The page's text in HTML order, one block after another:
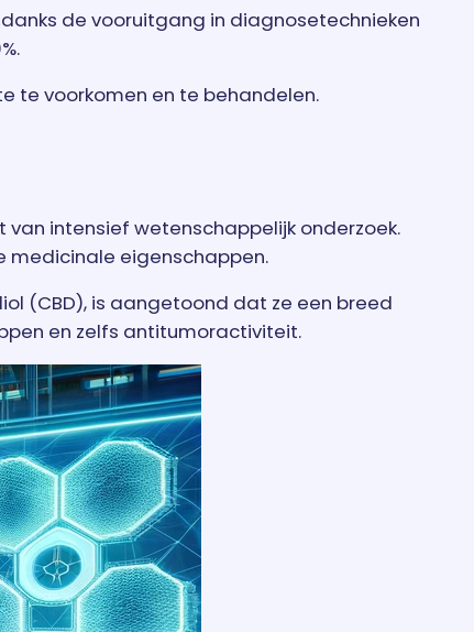
de vooruitgang in diagnosetechnieken
te voorkomen en te behandelen.
intensief wetenschappelijk onderzoek.
medicinale eigenschappen.
(CBD), is aangetoond dat ze een breed
en zelfs antitumoractiviteit.